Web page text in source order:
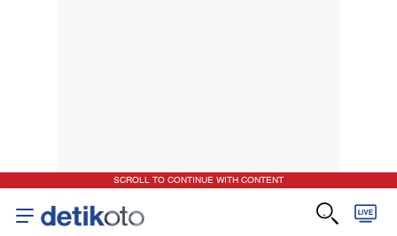
SCROLL TO CONTINUE WITH CONTENT